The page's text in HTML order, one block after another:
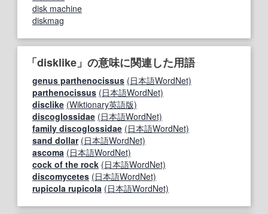
disk machine
diskmag
「disklike」の意味に関連した用語
genus parthenocissus (日本語WordNet)
parthenocissus (日本語WordNet)
disclike (Wiktionary英語版)
discoglossidae (日本語WordNet)
family discoglossidae (日本語WordNet)
sand dollar (日本語WordNet)
ascoma (日本語WordNet)
cock of the rock (日本語WordNet)
discomycetes (日本語WordNet)
rupicola rupicola (日本語WordNet)